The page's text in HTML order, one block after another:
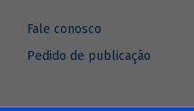
Fale conosco
Pedido de publicação